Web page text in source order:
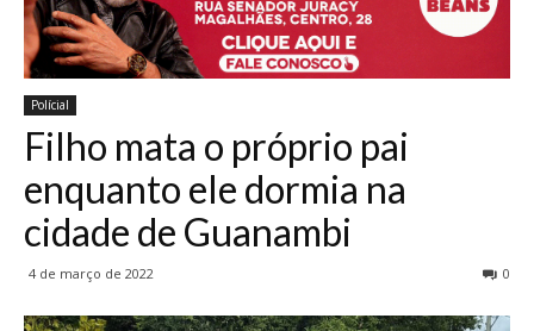
Polícial
Filho mata o próprio pai
enquanto ele dormia na
cidade de Guanambi
4 de março de 2022 0